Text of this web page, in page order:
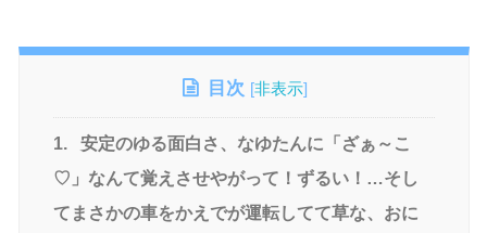
目次 [非表示]
1.
安定のゆる面白さ、なゆたんに「ざぁ～こ
♡」なんて覚えさせやがって！ずるい！…そし
てまさかの車をかえでが運転してて草な、おに